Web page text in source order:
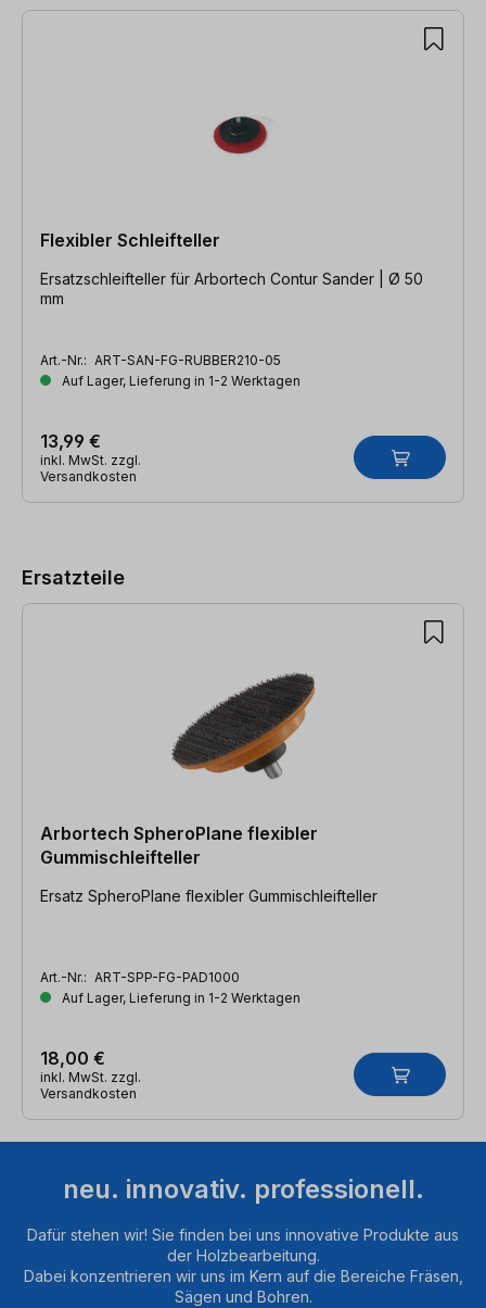
Flexibler Schleifteller
Ersatzschleifteller für Arbortech Contur Sander | Ø 50
mm
Art.-Nr.: ART-SAN-FG-RUBBER210-05
Auf Lager, Lieferung in 1-2 Werktagen
13,99 €
inkl. MwSt. zzgl.
Versandkosten
Ersatzteile
Arbortech SpheroPlane flexibler
Gummischleifteller
Ersatz SpheroPlane flexibler Gummischleifteller
Art.-Nr.: ART-SPP-FG-PAD1000
Auf Lager, Lieferung in 1-2 Werktagen
18,00 €
inkl. MwSt. zzgl.
Versandkosten
neu. innovativ. professionell.
Dafür stehen wir! Sie finden bei uns innovative Produkte aus
der Holzbearbeitung.
Dabei konzentrieren wir uns im Kern auf die Bereiche Fräsen,
Sägen und Bohren.